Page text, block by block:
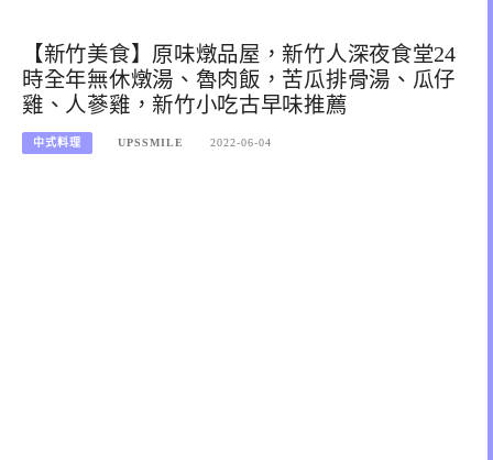
【新竹美食】原味燉品屋，新竹人深夜食堂24
時全年無休燉湯、魯肉飯，苦瓜排骨湯、瓜仔
雞、人蔘雞，新竹小吃古早味推薦
中式料理 UPSSMILE 2022-06-04